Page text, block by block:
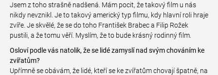
Jsem z toho strašně nadšená. Mám pocit, že takový film u nás
nikdy nevznikl. Je to takový americký typ filmu, kdy hlavní roli hraje
zvíře. Je skvělé, že se do toho František Brabec a Filip Rožek
pustili, a že tomu věří. Myslím, že to bude krásný rodinný film.
Osloví podle vás natolik, že se lidé zamyslí nad svým chováním ke
zvířatům?
Upřímně se obávám, že lidé, kteří se ke zvířatům chovají špatně, na